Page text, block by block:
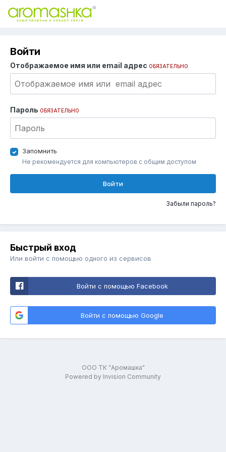
Войти
Отображаемое имя или email адрес ОБЯЗАТЕЛЬНО
Пароль ОБЯЗАТЕЛЬНО
Запомнить
Не рекомендуется для компьютеров с общим доступом
Войти
Забыли пароль?
Быстрый вход
Или войти с помощью одного из сервисов
Войти с помощью Facebook
Войти с помощью Google
ООО ТК "Аромашка"
Powered by Invision Community